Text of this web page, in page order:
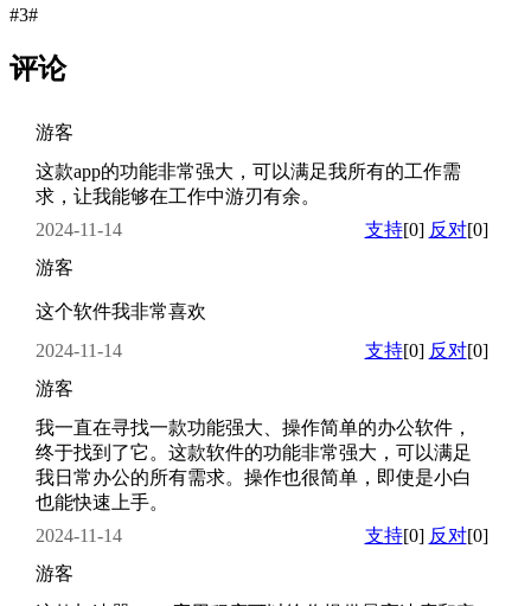
#3#
评论
游客
这款app的功能非常强大，可以满足我所有的工作需
求，让我能够在工作中游刃有余。
2024-11-14
支持[0] 反对[0]
游客
这个软件我非常喜欢
2024-11-14
支持[0] 反对[0]
游客
我一直在寻找一款功能强大、操作简单的办公软件，
终于找到了它。这款软件的功能非常强大，可以满足
我日常办公的所有需求。操作也很简单，即使是小白
也能快速上手。
2024-11-14
支持[0] 反对[0]
游客